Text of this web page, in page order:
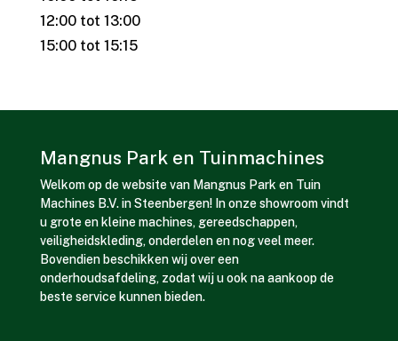
12:00 tot 13:00
15:00 tot 15:15
Mangnus Park en Tuinmachines
Welkom op de website van Mangnus Park en Tuin
Machines B.V. in Steenbergen! In onze showroom vindt
u grote en kleine machines, gereedschappen,
veiligheidskleding, onderdelen en nog veel meer.
Bovendien beschikken wij over een
onderhoudsafdeling, zodat wij u ook na aankoop de
beste service kunnen bieden.